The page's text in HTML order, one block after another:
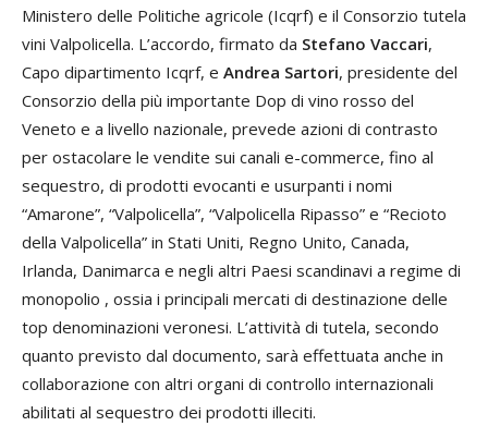
Ministero delle Politiche agricole (Icqrf) e il Consorzio tutela
vini Valpolicella. L’accordo, firmato da Stefano Vaccari,
Capo dipartimento Icqrf, e Andrea Sartori, presidente del
Consorzio della più importante Dop di vino rosso del
Veneto e a livello nazionale, prevede azioni di contrasto
per ostacolare le vendite sui canali e-commerce, fino al
sequestro, di prodotti evocanti e usurpanti i nomi
“Amarone”, “Valpolicella”, “Valpolicella Ripasso” e “Recioto
della Valpolicella” in Stati Uniti, Regno Unito, Canada,
Irlanda, Danimarca e negli altri Paesi scandinavi a regime di
monopolio , ossia i principali mercati di destinazione delle
top denominazioni veronesi. L’attività di tutela, secondo
quanto previsto dal documento, sarà effettuata anche in
collaborazione con altri organi di controllo internazionali
abilitati al sequestro dei prodotti illeciti.